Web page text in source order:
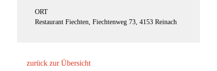
ORT
Restaurant Fiechten, Fiechtenweg 73, 4153 Reinach
zurück zur Übersicht